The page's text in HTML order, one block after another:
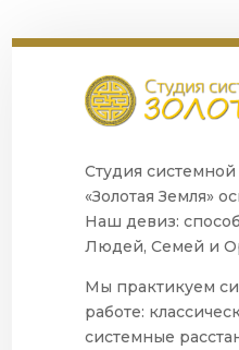
Студия
«Золотая Земля»
Наш девиз:
Людей, Семей и
Мы практикуем
работе:
системные